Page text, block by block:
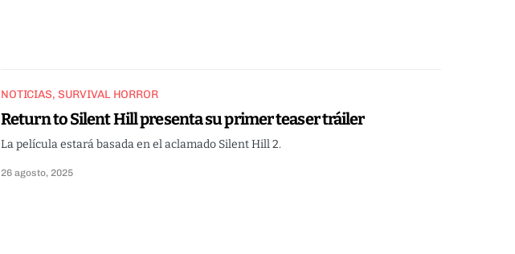
NOTICIAS SURVIVAL HORROR
Return to Silent Hill presenta su primer teaser tráiler
La película estará basada en el aclamado Silent Hill 2.
26 agosto, 2025